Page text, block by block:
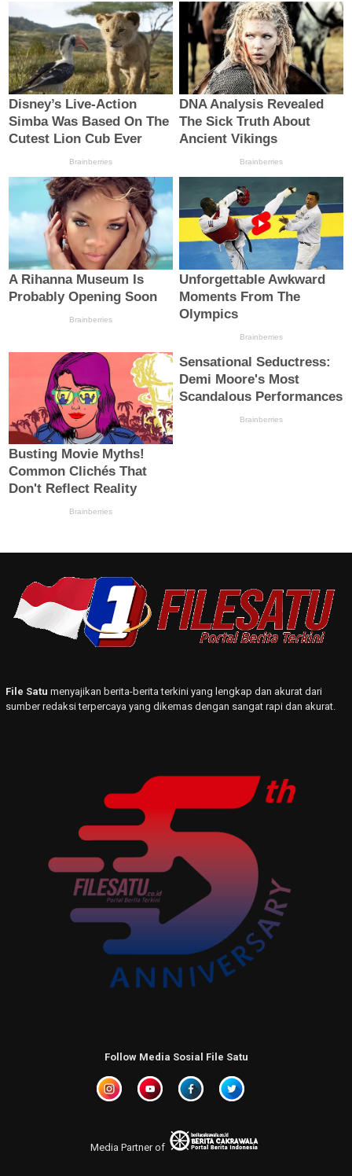
File Satu menyajikan berita-berita terkini yang lengkap dan akurat dari
sumber redaksi terpercaya yang dikemas dengan sangat rapi dan akurat.
Follow Media Sosial File Satu
Media Partner of